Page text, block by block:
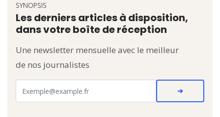
SYNOPSIS
Les derniers articles à disposition,
dans votre boîte de réception
Une newsletter mensuelle avec le meilleur
de nos journalistes